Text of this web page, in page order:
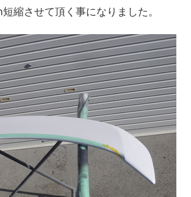
縮させて頂く事になりました。